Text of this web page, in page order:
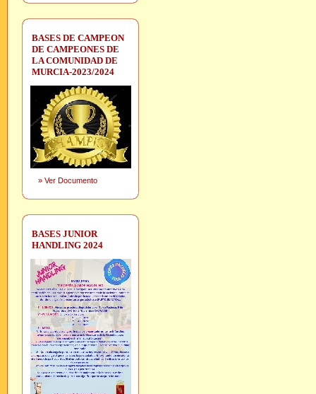
BASES DE CAMPEON
DE CAMPEONES DE
LA COMUNIDAD DE
MURCIA-2023/2024
» Ver Documento
BASES JUNIOR
HANDLING 2024